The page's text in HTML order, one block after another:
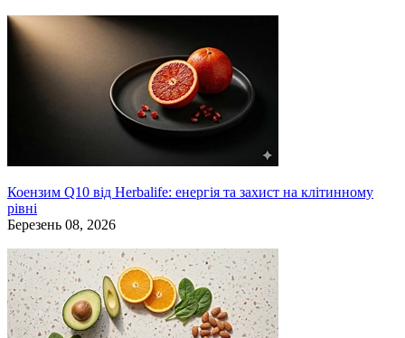
Коензим Q10 від Herbalife: енергія та захист на клітинному
рівні
Березень 08, 2026